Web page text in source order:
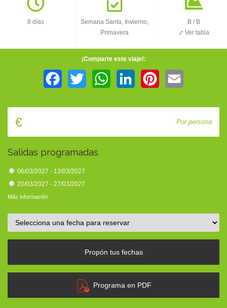
TIENDA
CONTACTO
8 días
Semana Santa, Invierno,
Primavera
B / B
⤤ Ver tabla
¡Comparte este viaje!:
FacebookTwitter WhatsAppLinkedIn Pinterest
€ Por persona
Salidas programadas
06/03/2027 - 13/03/2027
20/03/2027 - 27/03/2027
Más información
Propón tus fechas
Programa en PDF